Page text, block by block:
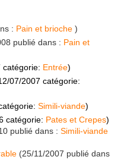
: Pain et brioche )
publié dans : Pain et
catégorie: Entrée)
07/2007 catégorie:
Simili-viande)
catégorie: Pates et Crepes)
publié dans : Simili-viande
(25/11/2007 publié dans